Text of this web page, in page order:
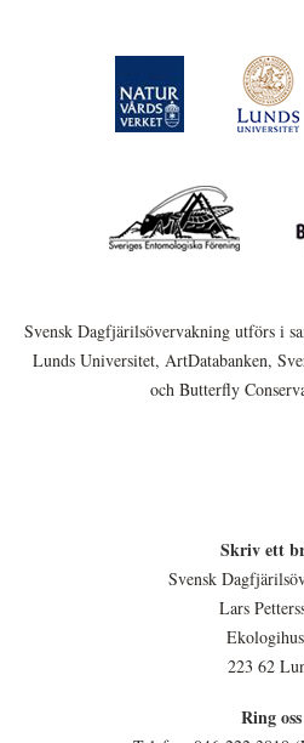
Svensk Dagfjärilsövervakning utförs i
Lunds Universitet, ArtDatabanken,
och Butterfly
Skriv ett
Svensk
Lars
223 62
Ring oss